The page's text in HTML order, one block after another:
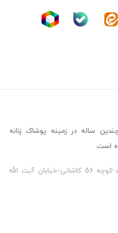
ساله در زمینه پوشاک زنانه
تلفن : 03536243291 | آدرس :یزد-اکبر آباد-کوچه 56 کاشانی-خیابان آیت الله